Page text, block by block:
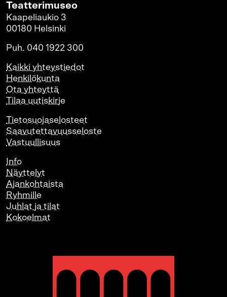
Teatterimuseo
Kaapeliaukio 3
00180 Helsinki
Puh. 040 1922 300
Kaikki yhteystiedot
Henkilökunta
Ota yhteyttä
Tilaa uutiskirje
Tietosuojaselosteet
Saavutettavuusseloste
Vastuullisuus
Info
Näyttelyt
Ajankohtaista
Ryhmille
Juhlat ja tilat
Kokoelmat